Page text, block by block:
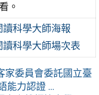
。
科學大師海報
科學大師場次表
家委員會委託國立臺
能力認證 ...